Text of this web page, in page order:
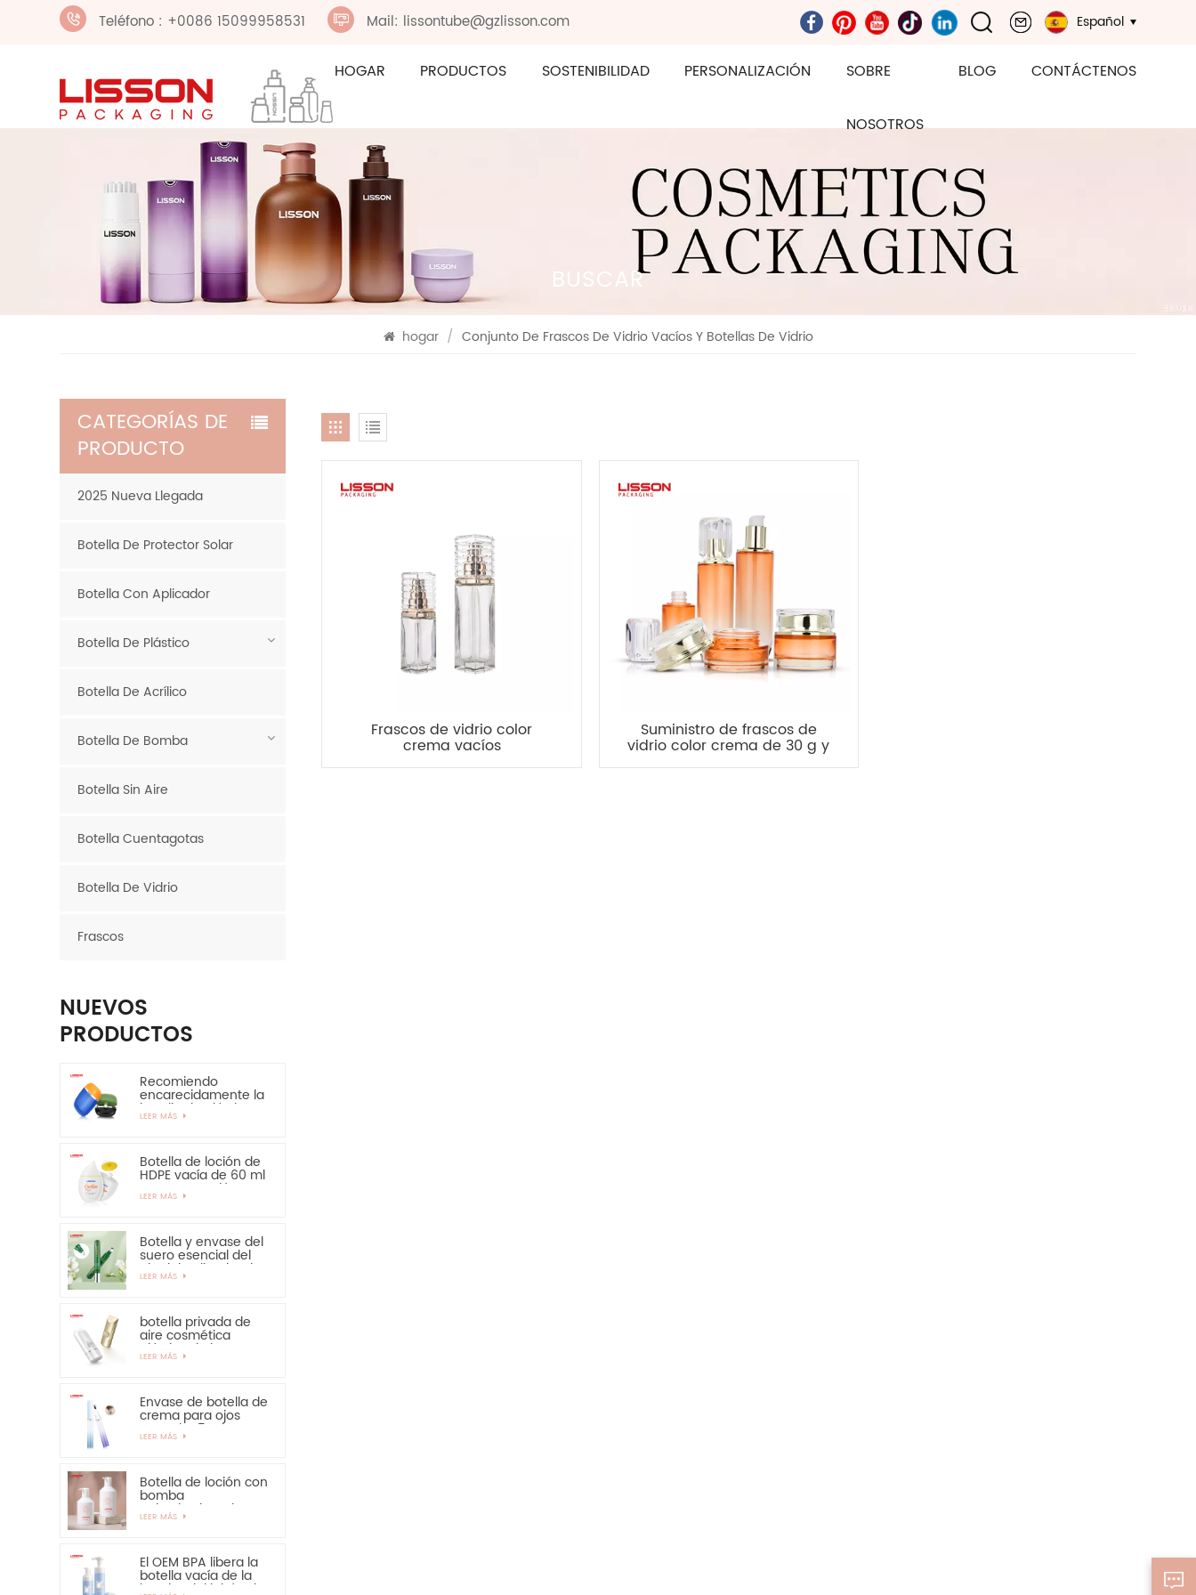
Teléfono : +0086 15099958531 Mail: lissontube@gzlisson.com Español
HOGAR PRODUCTOS SOSTENIBILIDAD PERSONALIZACIÓN SOBRE
NOSOTROS
BLOG CONTÁCTENOS
BUSCAR
hogar / Conjunto De Frascos De Vidrio Vacíos Y Botellas De Vidrio
Frascos de vidrio color
crema vacíos
personalizados de 30 g y 50
Suministro de frascos de
vidrio color crema de 30 g y
50 g y juego de botellas de
CATEGORÍAS DE
PRODUCTO
2025 Nueva Llegada
Botella De Protector Solar
Botella Con Aplicador
Botella De Plástico
Botella De Acrílico
Botella De Bomba
Botella Sin Aire
Botella Cuentagotas
Botella De Vidrio
Frascos
NUEVOS
PRODUCTOS
Recomiendo
encarecidamente la
botella de plástico
ovalada de la
30ml 50ml
LEER MÁS
Botella de loción de
HDPE vacía de 60 ml
para protección
solar: muy
LEER MÁS
Botella y envase del
suero esencial del
ojo del aplicador de
la aleación del cinc
LEER MÁS
botella privada de
aire cosmética
plástica de la crema
de manos de la
50ml
LEER MÁS
Envase de botella de
crema para ojos
PETG de 15 ml con
aplicador de
LEER MÁS
Botella de loción con
bomba
pulverizadora de
300ml y 350ml para
LEER MÁS
El OEM BPA libera la
botella vacía de la
bomba del jabón de